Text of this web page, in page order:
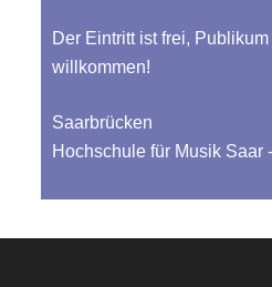
Der Eintritt ist frei,
willkommen!
Saarbrücken
Hochschule für Musik Saar